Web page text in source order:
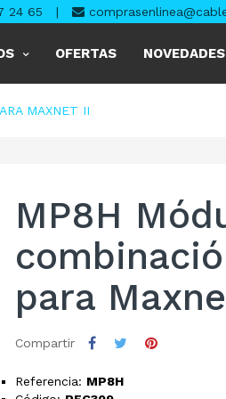
24 65 |
OFERTAS NOVEDADES
MAXNET II
MP8H
para
Compartir
Referencia: MP8H